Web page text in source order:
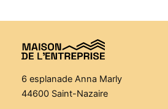
6 esplanade Anna Marly
44600 Saint-Nazaire